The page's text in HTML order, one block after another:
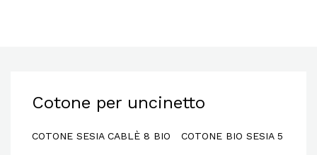
Cotone per uncinetto
COTONE SESIA CABLÈ 8 BIO COTONE BIO SESIA 5